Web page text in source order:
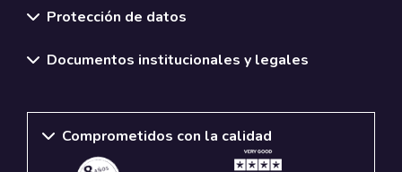
Protección de datos
Documentos institucionales y legales
Comprometidos con la calidad